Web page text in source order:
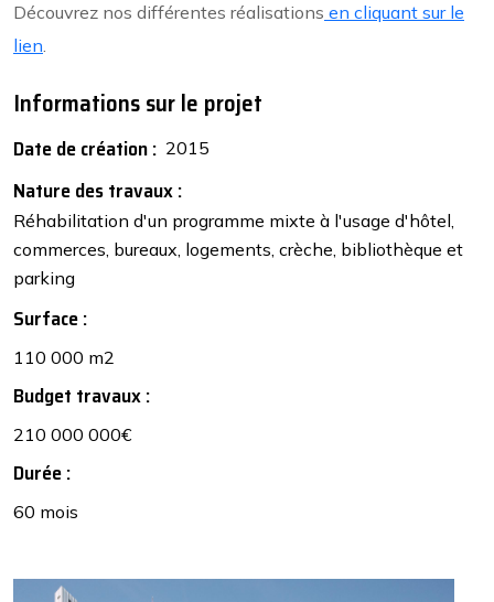
Découvrez nos différentes réalisations en cliquant sur le
lien.
Informations sur le projet
Date de création : 2015
Nature des travaux :
Réhabilitation d'un programme mixte à l'usage d'hôtel,
commerces, bureaux, logements, crèche, bibliothèque et
parking
Surface :
110 000 m2
Budget travaux :
210 000 000€
Durée :
60 mois